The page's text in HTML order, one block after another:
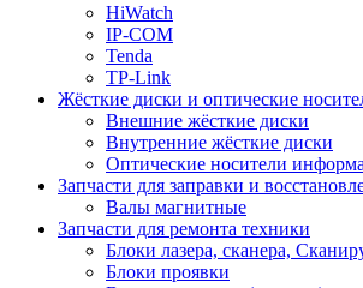
HiWatch
IP-COM
Tenda
TP-Link
Жёсткие диски и оптические
Внешние жёсткие диски
Внутренние жёсткие диски
Оптические носители
Запчасти для заправки и
Валы магнитные
Запчасти для ремонта техники
Блоки лазера, сканера,
Блоки проявки